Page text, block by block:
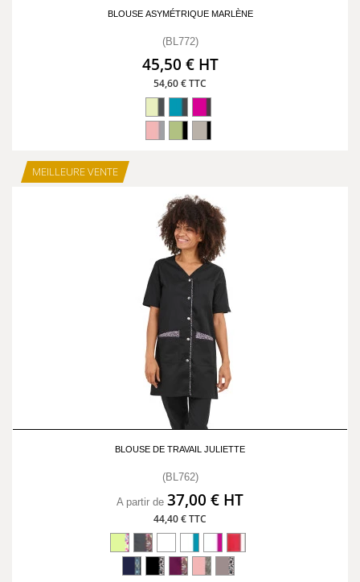
BLOUSE ASYMÉTRIQUE MARLÈNE
(BL772)
45,50 € HT
54,60 € TTC
MEILLEURE VENTE
BLOUSE DE TRAVAIL JULIETTE
(BL762)
A partir de 37,00 € HT
44,40 € TTC